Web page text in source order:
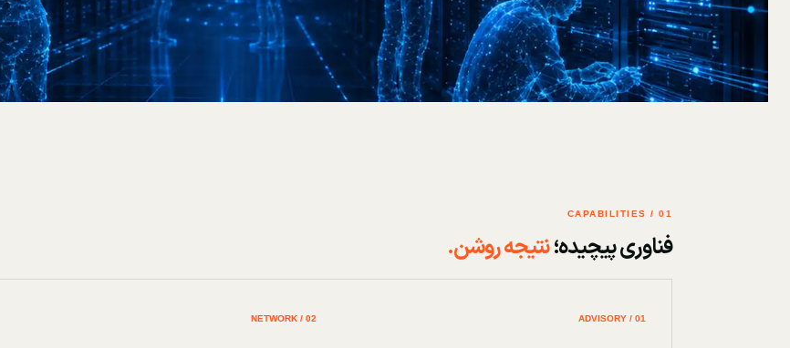
01 / CAPABILITIES
فناوری پیچیده؛نتیجه روشن.
01 / ADVISORY
02 / NETWORK